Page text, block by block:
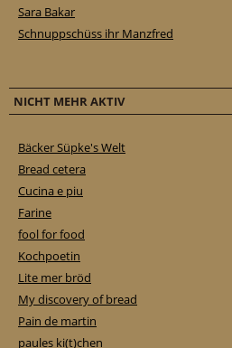
Sara Bakar
Schnuppschüss ihr Manzfred
NICHT MEHR AKTIV
Bäcker Süpke's Welt
Bread cetera
Cucina e piu
Farine
fool for food
Kochpoetin
Lite mer bröd
My discovery of bread
Pain de martin
paules ki(t)chen